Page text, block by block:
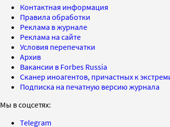
Контактная информация
Правила обработки
Реклама в журнале
Реклама на сайте
Условия перепечатки
Архив
Вакансии в Forbes Russia
Сканер иноагентов, причастных к
Подписка на печатную версию журнала
Мы в соцсетях:
Telegram